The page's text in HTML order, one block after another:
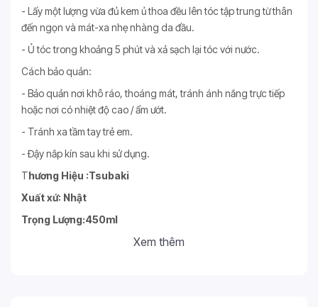
- Lấy một lượng vừa đủ kem ủ thoa đều lên tóc tập trung từ thân
đến ngọn và mát-xa nhẹ nhàng da đầu.
- Ủ tóc trong khoảng 5 phút và xả sạch lại tóc với nước.
Cách bảo quản:
- Bảo quản nơi khô ráo, thoáng mát, tránh ánh nắng trực tiếp
hoặc nơi có nhiệt độ cao / ẩm ướt.
- Tránh xa tầm tay trẻ em.
- Đậy nắp kín sau khi sử dụng.
Thương Hiệu :Tsubaki
Xuất xứ: Nhật
Trọng Lượng:450ml
Xem thêm